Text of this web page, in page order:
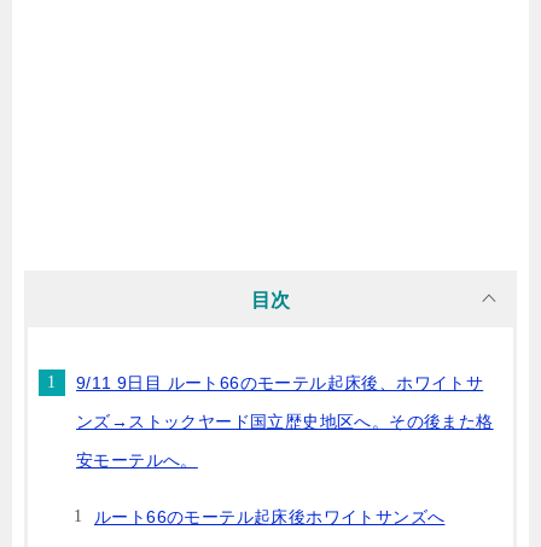
目次
9/11 9日目 ルート66のモーテル起床後、ホワイトサ
ンズ→ストックヤード国立歴史地区へ。その後また格
安モーテルへ。
ルート66のモーテル起床後ホワイトサンズへ